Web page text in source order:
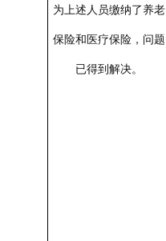
为上述人员缴纳了养老
保险和医疗保险，问题
已得到解决。